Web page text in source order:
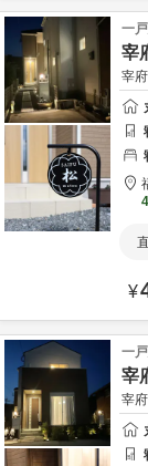
一
宰
宰
¥
一
宰
宰